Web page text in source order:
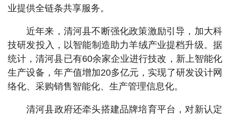
业提供全链条共享服务。
近年来，清河县不断强化政策激励引导，加大科
技研发投入，以智能制造助力羊绒产业提档升级。据
统计，清河县已有60余家企业进行技改，新上智能化
生产设备，年产值增加20多亿元，实现了研发设计网
络化、采购销售智能化、生产管理信息化。
清河县政府还牵头搭建品牌培育平台，对新认定